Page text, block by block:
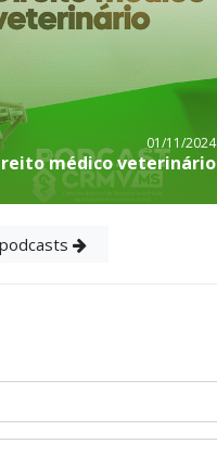
01/11/2024
médico veterinário